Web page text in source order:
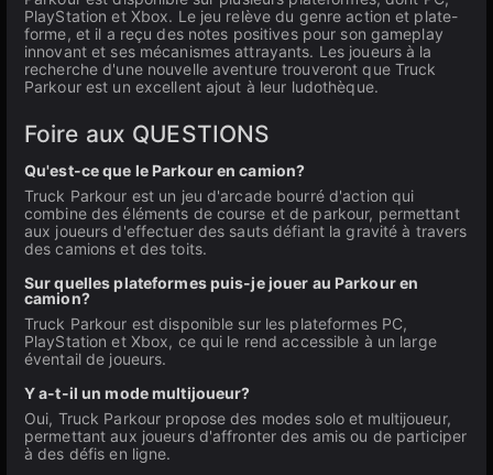
PlayStation et Xbox. Le jeu relève du genre action et plate-
forme, et il a reçu des notes positives pour son gameplay
innovant et ses mécanismes attrayants. Les joueurs à la
recherche d'une nouvelle aventure trouveront que Truck
Parkour est un excellent ajout à leur ludothèque.
Foire aux QUESTIONS
Qu'est-ce que le Parkour en camion?
Truck Parkour est un jeu d'arcade bourré d'action qui
combine des éléments de course et de parkour, permettant
aux joueurs d'effectuer des sauts défiant la gravité à travers
des camions et des toits.
Sur quelles plateformes puis-je jouer au Parkour en
camion?
Truck Parkour est disponible sur les plateformes PC,
PlayStation et Xbox, ce qui le rend accessible à un large
éventail de joueurs.
Y a-t-il un mode multijoueur?
Oui, Truck Parkour propose des modes solo et multijoueur,
permettant aux joueurs d'affronter des amis ou de participer
à des défis en ligne.